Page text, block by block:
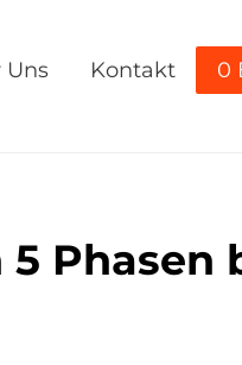
Uns Kontakt 0
Phasen